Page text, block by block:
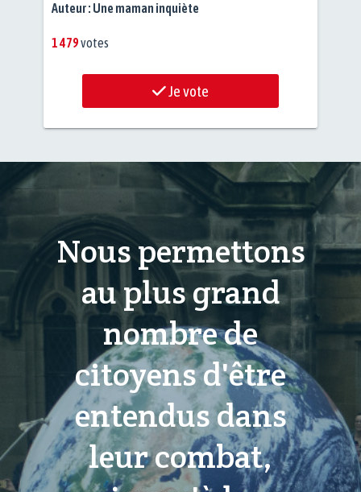
Auteur : Une maman inquiète
1 479votes
Je vote
Nous permettons
au plus grand
nombre de
citoyens d'être
entendus dans
leur combat,